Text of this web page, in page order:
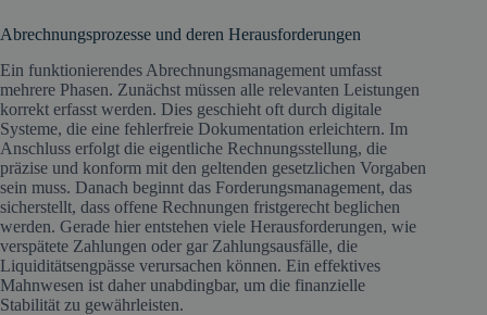
Abrechnungsprozesse und deren Herausforderungen
Ein funktionierendes Abrechnungsmanagement umfasst
mehrere Phasen. Zunächst müssen alle relevanten Leistungen
korrekt erfasst werden. Dies geschieht oft durch digitale
Systeme, die eine fehlerfreie Dokumentation erleichtern. Im
Anschluss erfolgt die eigentliche Rechnungsstellung, die
präzise und konform mit den geltenden gesetzlichen Vorgaben
sein muss. Danach beginnt das Forderungsmanagement, das
sicherstellt, dass offene Rechnungen fristgerecht beglichen
werden. Gerade hier entstehen viele Herausforderungen, wie
verspätete Zahlungen oder gar Zahlungsausfälle, die
Liquiditätsengpässe verursachen können. Ein effektives
Mahnwesen ist daher unabdingbar, um die finanzielle
Stabilität zu gewährleisten.